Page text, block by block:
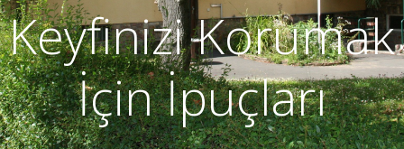
Keyfinizi Korumak
İçin İpuçları